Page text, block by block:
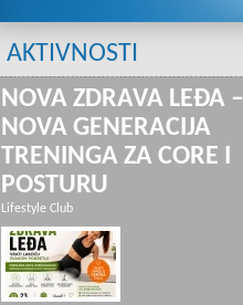
AKTIVNOSTI
NOVA ZDRAVA LEĐA –
NOVA GENERACIJA
TRENINGA ZA CORE I
POSTURU
Lifestyle Club